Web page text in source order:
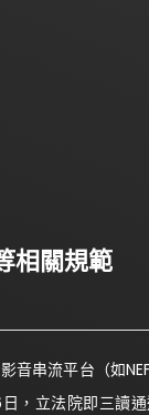
相關規範
音串流平台（如
，立法院即三讀